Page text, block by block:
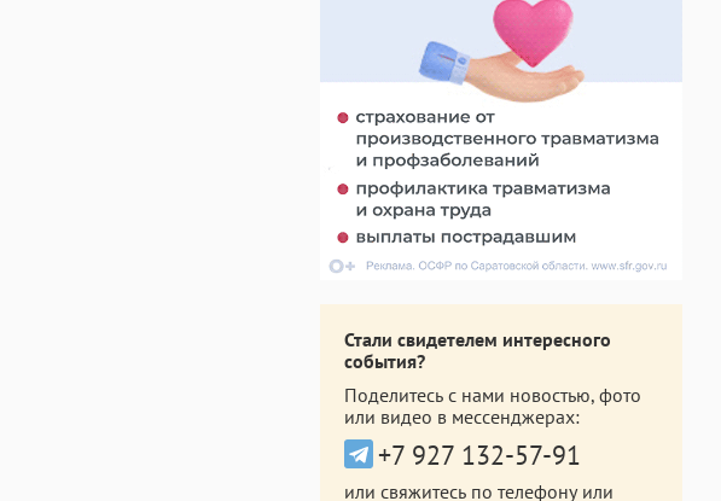
Стали свидетелем интересного
события?
Поделитесь с нами новостью, фото
или видео в мессенджерах:
+7 927 132-57-91
или свяжитесь по телефону или